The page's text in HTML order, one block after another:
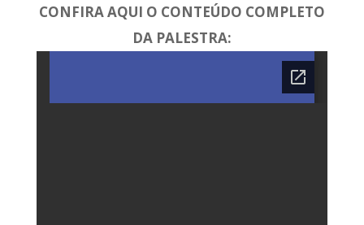
CONFIRA AQUI O CONTEÚDO COMPLETO
DA PALESTRA: